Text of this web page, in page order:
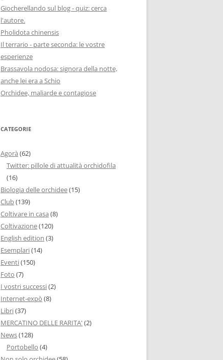
Giocherellando sul blog - quiz: cerca
l'autore.
Pholidota chinensis
Il terrario - parte seconda: le vostre
esperienze
Brassavola nodosa: signora della notte,
anche lei era a Schio
Orchidee, maliarde e contagiose
CATEGORIE
Agorà (62)
Twitter: pillole di attualità orchidofila
(16)
Biologia delle orchidee(15)
Club(139)
Coltivare in casa (8)
Coltivazione(120)
English edition (3)
Esemplari(14)
Eventi(150)
Foto (7)
I vostri successi(2)
Internet-expò (8)
Libri(37)
MERCATINO DELLE RARITA' (2)
News(128)
Portobello (4)